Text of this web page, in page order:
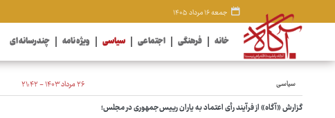
جمعه ۱۶ مرداد ۱۴۰۵
خانه فرهنگی اجتماعی سیاسی ویژه نامه چندرسانه ای
سیاسی ۲۶ مرداد ۱۴۰۳ - ۲۱:۴۲
گزارش «آگاه» از فرآیند رأی اعتماد به یاران رییس‌جمهوری در مجلس؛